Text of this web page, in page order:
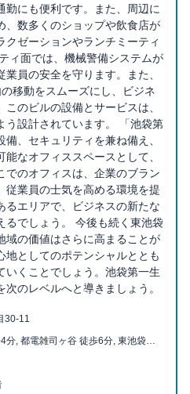
勤にも便利です。また、周辺に
、数多くのショップや飲食店が
ゼーションやランチミーティ
ィ面では、機械警備システムが
員の安全を守ります。また、
移動をスムーズにし、ビジネ
のビルの設備とサービスは、
う設計されています。 「池袋第
、セキュリティを兼ね備え、
なオフィススペースとして、
でのオフィスは、企業のブラン
従業員の士気を高める環境を提
るエリアで、ビジネスの新たな
るでしょう。 今後も続く東池袋
域の価値はさらに高まることが
としてのポテンシャルととも
いくことでしょう。池袋第一生
のレベルへと導きましょう。
30-11
分, 都電雑司ヶ谷 徒歩6分, 東池袋四
歩14分, 新大塚 徒歩15分, 大塚駅前
学習院下 徒歩17分, 北池袋 徒歩17